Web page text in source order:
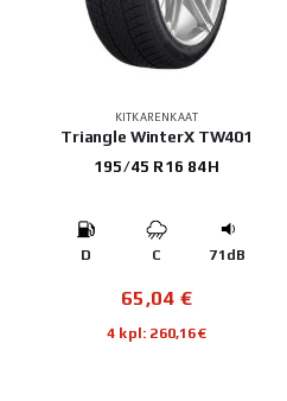
KITKARENKAAT
Triangle WinterX TW401
195/45 R16 84H
D C 71dB
65,04 €
4 kpl: 260,16€